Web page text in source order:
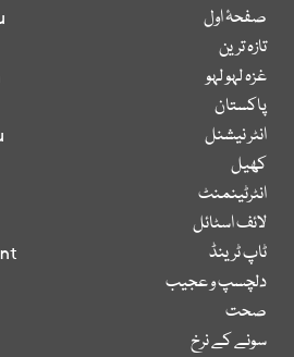
صفحۂ اول
تازہ ترین
غزہ لہو لہو
پاکستان
انٹر نیشنل
کھیل
انٹرٹینمنٹ
لائف اسٹائل
ٹاپ ٹرینڈ
دلچسپ و عجیب
صحت
سونے کے نرخ